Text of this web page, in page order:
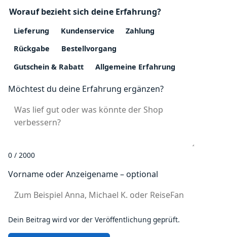
Worauf bezieht sich deine Erfahrung?
Lieferung Kundenservice
Zahlung
Rückgabe
Bestellvorgang
Gutschein & Rabatt
Allgemeine Erfahrung
Möchtest du deine Erfahrung ergänzen?
0 / 2000
Vorname oder Anzeigename – optional
Dein Beitrag wird vor der Veröffentlichung geprüft.